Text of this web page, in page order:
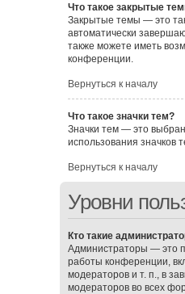
Что такое закрытые
Закрытые темы — это
автоматически
также можете иметь
конференции.
Вернуться к началу
Что такое значки тем?
Значки тем — это
использования значков
Вернуться к началу
Уровни
Кто такие
Администраторы — это
работы конференции,
модераторов и т. п., в
модераторов во всех